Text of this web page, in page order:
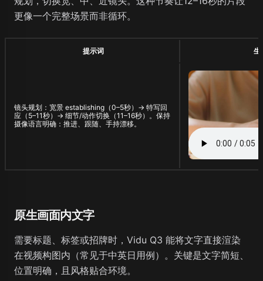
更像一个完整场景而非循环。
提示词 生
镜头规划：宽景 establishing（0–5秒）→ 特写回
应（5–11秒）→ 细节/动作切换（11–16秒）。保持
摄像语言明确：推进、跟随、手持漂移。
原生画面内文字
需要标题、标签或招牌时，Vidu Q3 能将文字直接渲染
在视频构图内（常见于中英日用例）。关键是文字简短、
位置明确，且风格贴合环境。